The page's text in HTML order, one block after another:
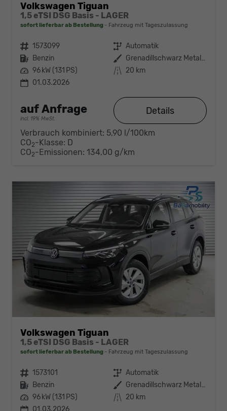
Volkswagen Tiguan
1,5 eTSI DSG Basis - LAGER
sofort lieferbar ab Bestellung Fahrzeug mit Tageszulassung
Fahrzeugnr. 1573099 Getriebe Automatik
Kraftstoff Benzin Außenfarbe
Grenadillschwarz Metallic (0E)
Leistung 96 kW (131 PS) Kilometerstand 20 km
01.03.2026
auf Anfrage
incl. 19% MwSt.
Details
Verbrauch kombiniert: 5,90 l/100km
CO2-Klasse: D
CO2-Emissionen: 134,00 g/km
Volkswagen Tiguan
1,5 eTSI DSG Basis - LAGER
sofort lieferbar ab Bestellung Fahrzeug mit Tageszulassung
Fahrzeugnr. 1573101 Getriebe Automatik
Kraftstoff Benzin Außenfarbe
Grenadillschwarz Metallic (0E)
Leistung 96 kW (131 PS) Kilometerstand 20 km
01.03.2026